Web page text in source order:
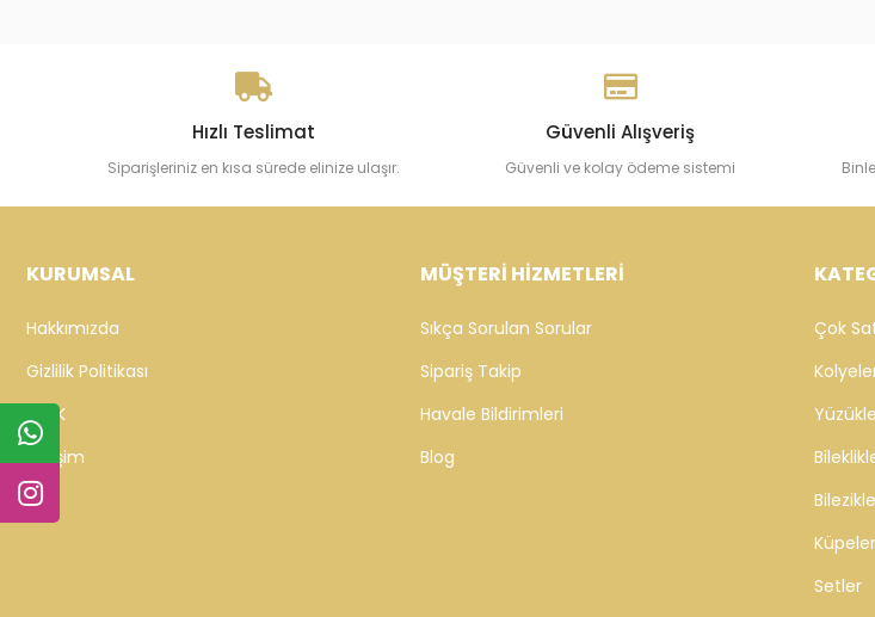
Hızlı Teslimat
Siparişleriniz en kısa sürede elinize ulaşır.
Güvenli Alışveriş
Güvenli ve kolay ödeme sistemi
KURUMSAL
Hakkımızda
Gizlilik Politikası
KVKK
İletişim
MÜŞTERİ HİZMETLERİ
Sıkça Sorulan Sorular
Sipariş Takip
Havale Bildirimleri
Blog
Çok
Küpeler
Setler